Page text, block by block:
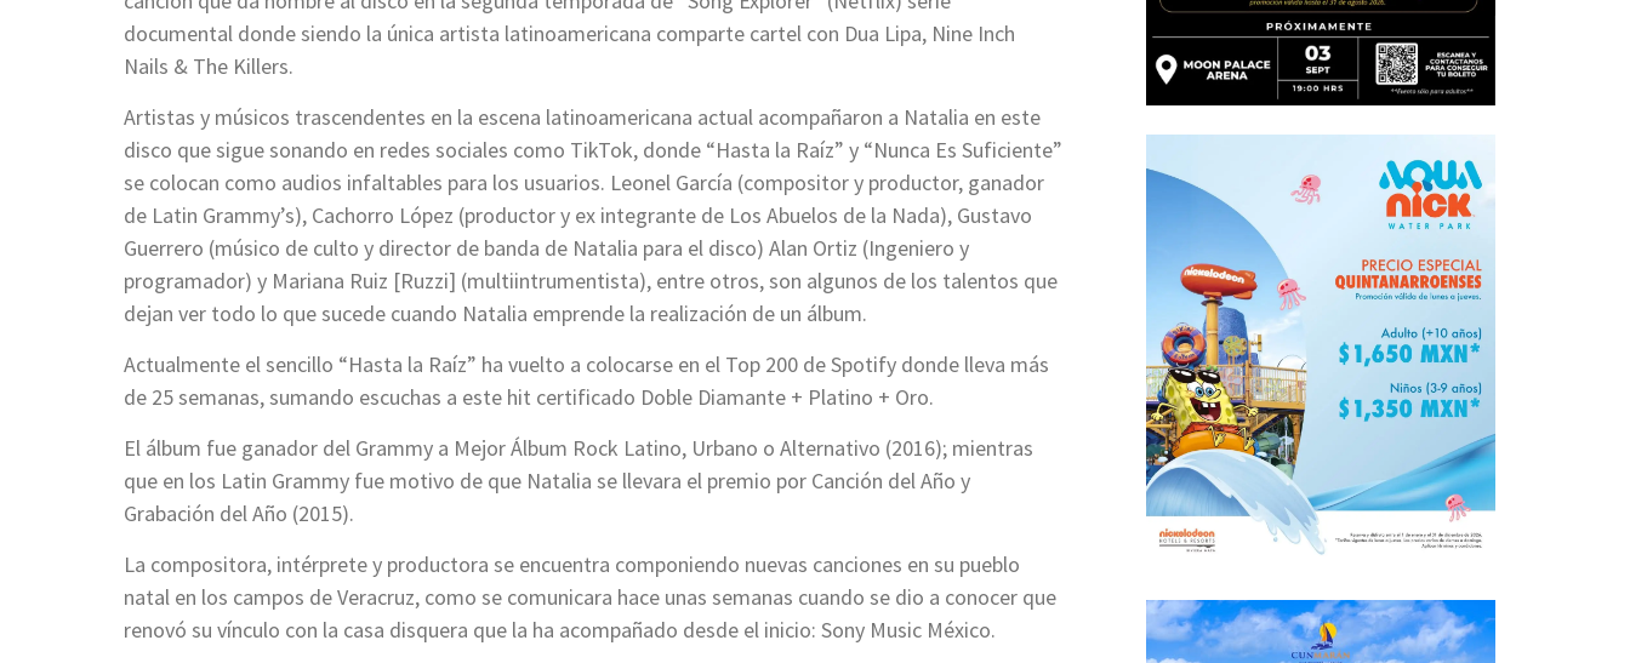
documental donde siendo la única artista latinoamericana comparte cartel con Dua Lipa, Nine Inch
Nails & The Killers.
Artistas y músicos trascendentes en la escena latinoamericana actual acompañaron a Natalia en este
disco que sigue sonando en redes sociales como TikTok, donde “Hasta la Raíz” y “Nunca Es Suficiente”
se colocan como audios infaltables para los usuarios. Leonel García (compositor y productor, ganador
de Latin Grammy’s), Cachorro López (productor y ex integrante de Los Abuelos de la Nada), Gustavo
Guerrero (músico de culto y director de banda de Natalia para el disco) Alan Ortiz (Ingeniero y
programador) y Mariana Ruiz [Ruzzi] (multiintrumentista), entre otros, son algunos de los talentos que
dejan ver todo lo que sucede cuando Natalia emprende la realización de un álbum.
Actualmente el sencillo “Hasta la Raíz” ha vuelto a colocarse en el Top 200 de Spotify donde lleva más
de 25 semanas, sumando escuchas a este hit certificado Doble Diamante + Platino + Oro.
El álbum fue ganador del Grammy a Mejor Álbum Rock Latino, Urbano o Alternativo (2016); mientras
que en los Latin Grammy fue motivo de que Natalia se llevara el premio por Canción del Año y
Grabación del Año (2015).
La compositora, intérprete y productora se encuentra componiendo nuevas canciones en su pueblo
natal en los campos de Veracruz, como se comunicara hace unas semanas cuando se dio a conocer que
renovó su vínculo con la casa disquera que la ha acompañado desde el inicio: Sony Music México.